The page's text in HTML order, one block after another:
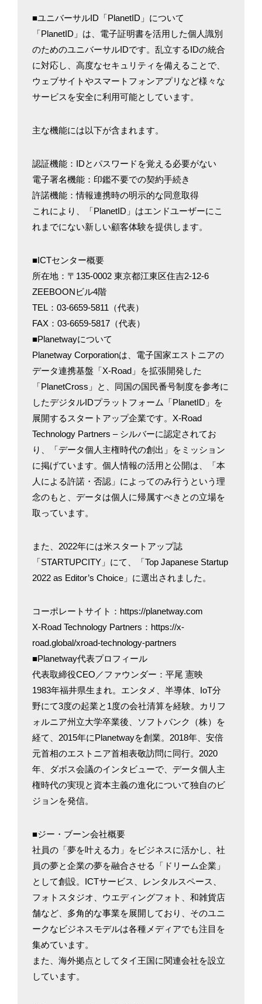
■ユニバーサルID「PlanetID」について
「PlanetID」は、電子証明書を活用した個人識別
のためのユニバーサルIDです。乱立するIDの統合
に対応し、高度なセキュリティを備えることで、
ウェブサイトやスマートフォンアプリなど様々な
サービスを安全に利用可能としています。
主な機能には以下が含まれます。
認証機能：IDとパスワードを覚える必要がない
電子署名機能：印鑑不要での契約手続き
許諾機能：情報連携時の明示的な同意取得
これにより、「PlanetID」はエンドユーザーにこ
れまでにない新しい顧客体験を提供します。
■ICTセンター概要
所在地 ：〒135-0002 東京都江東区住吉2-12-6
ZEEBOONビル4階
TEL ：03-6659-5811（代表）
FAX ：03-6659-5817（代表）
■Planetwayについて
Planetway Corporationは、電子国家エストニアの
データ連携基盤「X-Road」を拡張開発した
「PlanetCross」と、同国の国民番号制度を参考に
したデジタルIDプラットフォーム「PlanetID」を
展開するスタートアップ企業です。X-Road
Technology Partners – シルバーに認定されてお
り、「データ個人主権時代の創出」をミッション
に掲げています。個人情報の活用と公開は、「本
人による許諾・否認」によってのみ行うという理
念のもと、データは個人に帰属すべきとの立場を
取っています。
また、2022年には米スタートアップ誌
「STARTUPCITY」にて、「Top Japanese Startup
2022 as Editor’s Choice」に選出されました。
コーポレートサイト： https://planetway.com
X-Road Technology Partners： https://x-
road.global/xroad-technology-partners
■Planetway代表プロフィール
代表取締役CEO／ファウンダー：平尾 憲映
1983年福井県生まれ。エンタメ、半導体、IoT分
野にて3度の起業と1度の会社清算を経験。カリフ
ォルニア州立大学卒業後、ソフトバンク（株）を
経て、2015年にPlanetwayを創業。2018年、安倍
元首相のエストニア首相表敬訪問に同行。2020
年、ダボス会議のインタビューで、データ個人主
権時代の実現と資本主義の進化について独自のビ
ジョンを発信。
■ジー・ブーン会社概要
社員の「夢を叶える力」をビジネスに活かし、社
員の夢と企業の夢を融合させる「ドリーム企業」
として創設。ICTサービス、レンタルスペース、
フォトスタジオ、ウエディングフォト、和雑貨店
舗など、多角的な事業を展開しており、そのユニ
ークなビジネスモデルは各種メディアでも注目を
集めています。
また、海外拠点としてタイ王国に関連会社を設立
しています。